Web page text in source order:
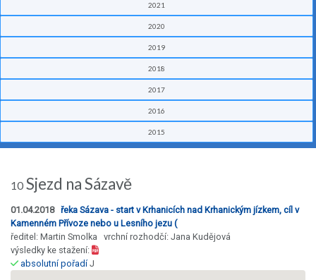
2021
2020
2019
2018
2017
2016
2015
10 Sjezd na Sázavě
01.04.2018 řeka Sázava - start v Krhanicích nad Krhanickým jízkem, cíl v
Kamenném Přívoze nebo u Lesního jezu (
ředitel: Martin Smolka vrchní rozhodčí: Jana Kudějová
výsledky ke stažení:
absolutní pořadíJ